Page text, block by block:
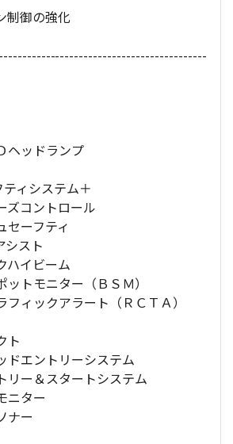
制御の強化
ヘッドランプ
ティシステム＋
ズコントロール
セーフティ
シスト
ハイビーム
ットモニター（ＢＳＭ）
フィックアラート（ＲＣＴＡ）
ト
ドエントリーシステム
リー＆スタートシステム
ニター
ナー